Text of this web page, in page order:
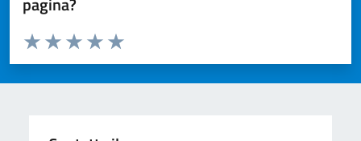
Valuta da 1 a 5 stelle la pagina
Valuta 5 stelle su 5
Valuta 4 stelle su 5
Valuta 3 stelle su 5
Valuta 2 stelle su 5
Valuta 1 stelle su 5